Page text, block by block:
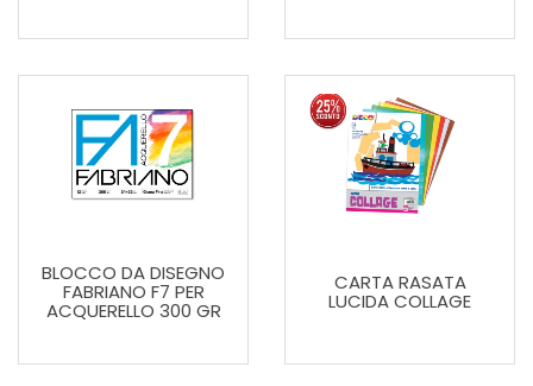
BLOCCO DA DISEGNO
FABRIANO F7 PER
ACQUERELLO 300 GR
CARTA RASATA
LUCIDA COLLAGE